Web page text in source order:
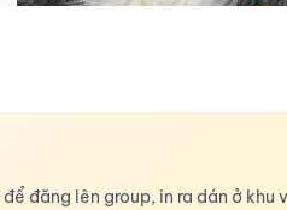
đăng lên group, in ra dán ở khu